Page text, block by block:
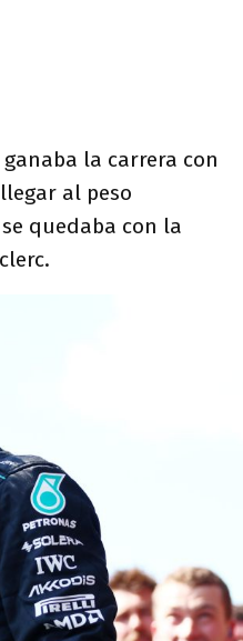
la carrera con
al peso
quedaba con la